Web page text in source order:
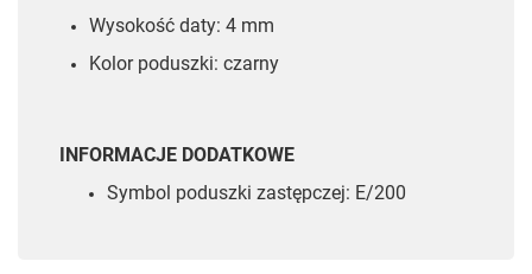
Wysokość daty: 4 mm
Kolor poduszki: czarny
INFORMACJE DODATKOWE
Symbol poduszki zastępczej: E/200